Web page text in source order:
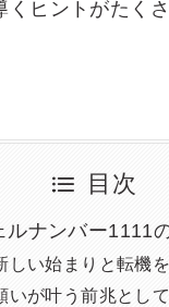
くヒントがたく
目次
ルナンバー1111
しい始まりと転機
いが叶う前兆とし